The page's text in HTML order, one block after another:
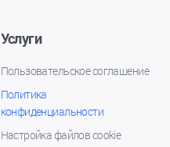
Услуги
Пользовательское соглашение
Политика
конфиденциальности
Настройка файлов cookie